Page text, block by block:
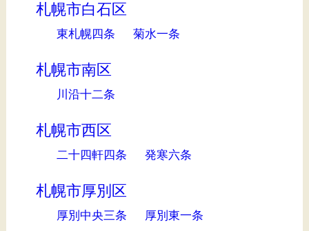
札幌市白石区
東札幌四条 菊水一条
札幌市南区
川沿十二条
札幌市西区
二十四軒四条 発寒六条
札幌市厚別区
厚別中央三条 厚別東一条